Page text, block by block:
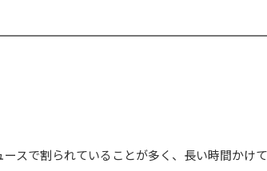
スで割られていることが多く、長い時間かけて